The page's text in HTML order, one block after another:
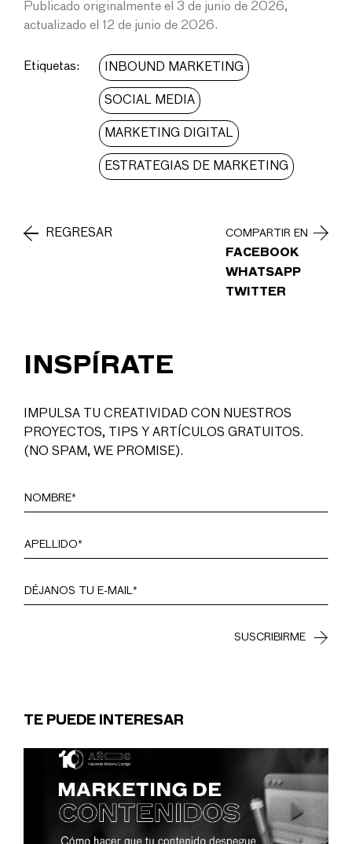
Publicado originalmente el 3 de junio de 2026,
actualizado el 12 de junio de 2026.
Etiquetas: INBOUND MARKETING
SOCIAL MEDIA
MARKETING DIGITAL
ESTRATEGIAS DE MARKETING
REGRESAR
COMPARTIR EN
FACEBOOK
WHATSAPP
TWITTER
INSPÍRATE
IMPULSA TU CREATIVIDAD CON NUESTROS
PROYECTOS, TIPS Y ARTÍCULOS GRATUITOS.
(NO SPAM, WE PROMISE).
TE PUEDE INTERESAR